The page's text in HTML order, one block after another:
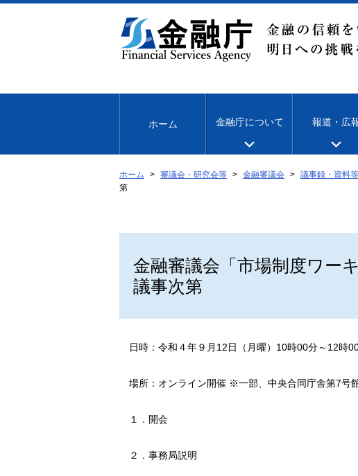
文
移
ホーム 金融庁について 報道・広
ホーム 審議会・研究会等 金融審議会 議事録・資料等
第
金融審議会「市場制度ワー
議事次第
日時 ： 令和４年９月12日（月曜）10時00分～12時
場所 ： オンライン開催 ※一部、中央合同庁舎第7号
１．開会
２．事務局説明